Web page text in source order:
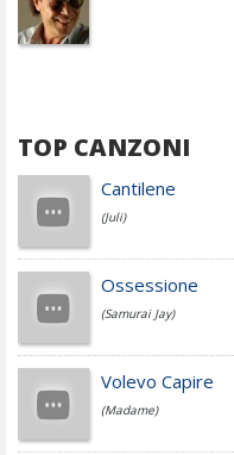
Achille Lauro
Cesare Cremonini
Jovanotti
TOP CANZONI
Cantilene
(Juli)
Ossessione
(Samurai Jay)
Volevo Capire
(Madame)